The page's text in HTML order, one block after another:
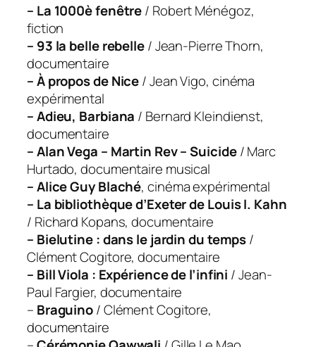
– La 1000è fenêtre/ Robert Ménégoz,
fiction
– 93 la belle rebelle/ Jean-Pierre Thorn,
documentaire
– À propos de Nice/ Jean Vigo, cinéma
expérimental
– Adieu, Barbiana / Bernard Kleindienst,
documentaire
– Alan Vega – Martin Rev – Suicide/ Marc
Hurtado, documentaire musical
– Alice Guy Blaché, cinéma expérimental
– La bibliothèque d’Exeter de Louis I. Kahn
/ Richard Kopans, documentaire
– Bielutine : dans le jardin du temps/
Clément Cogitore, documentaire
– Bill Viola : Expérience de l’infini / Jean-
Paul Fargier, documentaire
– Braguino/ Clément Cogitore,
documentaire